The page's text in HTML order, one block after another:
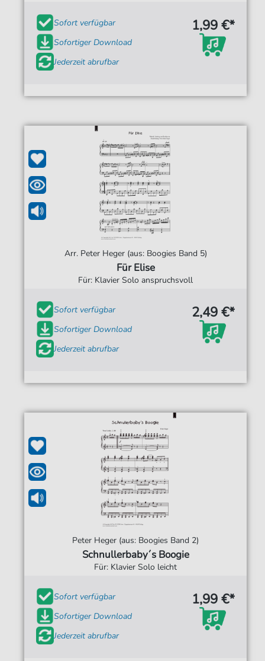
Sofort verfügbar
Sofortiger Download
Jederzeit abrufbar
1,99 €*
Arr. Peter Heger (aus: Boogies Band 5)
Für Elise
Für: Klavier Solo anspruchsvoll
Sofort verfügbar
Sofortiger Download
Jederzeit abrufbar
2,49 €*
Peter Heger (aus: Boogies Band 2)
Schnullerbaby´s Boogie
Für: Klavier Solo leicht
Sofort verfügbar
Sofortiger Download
Jederzeit abrufbar
1,99 €*